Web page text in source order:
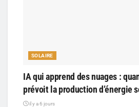
SOLAIRE
IA qui apprend des nuages :
prévoit la production d’énergie
il y a 6 jours